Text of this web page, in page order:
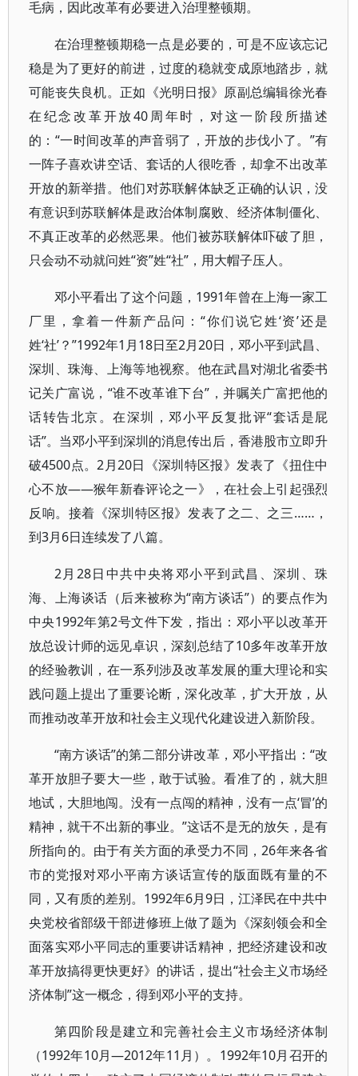
毛病，因此改革有必要进入治理整顿期。
在治理整顿期稳一点是必要的，可是不应该忘记
稳是为了更好的前进，过度的稳就变成原地踏步，就
可能丧失良机。正如《光明日报》原副总编辑徐光春
在纪念改革开放40周年时，对这一阶段所描述
的：“一时间改革的声音弱了，开放的步伐小了。”有
一阵子喜欢讲空话、套话的人很吃香，却拿不出改革
开放的新举措。他们对苏联解体缺乏正确的认识，没
有意识到苏联解体是政治体制腐败、经济体制僵化、
不真正改革的必然恶果。他们被苏联解体吓破了胆，
只会动不动就问姓“资”姓“社”，用大帽子压人。
邓小平看出了这个问题，1991年曾在上海一家工
厂里，拿着一件新产品问：“你们说它姓‘资’还是
姓‘社’？”1992年1月18日至2月20日，邓小平到武昌、
深圳、珠海、上海等地视察。他在武昌对湖北省委书
记关广富说，“谁不改革谁下台”，并嘱关广富把他的
话转告北京。在深圳，邓小平反复批评“套话是屁
话”。当邓小平到深圳的消息传出后，香港股市立即升
破4500点。2月20日《深圳特区报》发表了《扭住中
心不放——猴年新春评论之一》，在社会上引起强烈
反响。接着《深圳特区报》发表了之二、之三……，
到3月6日连续发了八篇。
2月28日中共中央将邓小平到武昌、深圳、珠
海、上海谈话（后来被称为“南方谈话”）的要点作为
中央1992年第2号文件下发，指出：邓小平以改革开
放总设计师的远见卓识，深刻总结了10多年改革开放
的经验教训，在一系列涉及改革发展的重大理论和实
践问题上提出了重要论断，深化改革，扩大开放，从
而推动改革开放和社会主义现代化建设进入新阶段。
“南方谈话”的第二部分讲改革，邓小平指出：“改
革开放胆子要大一些，敢于试验。看准了的，就大胆
地试，大胆地闯。没有一点闯的精神，没有一点‘冒’的
精神，就干不出新的事业。”这话不是无的放矢，是有
所指向的。由于有关方面的承受力不同，26年来各省
市的党报对邓小平南方谈话宣传的版面既有量的不
同，又有质的差别。1992年6月9日，江泽民在中共中
央党校省部级干部进修班上做了题为《深刻领会和全
面落实邓小平同志的重要讲话精神，把经济建设和改
革开放搞得更快更好》的讲话，提出“社会主义市场经
济体制”这一概念，得到邓小平的支持。
第四阶段是建立和完善社会主义市场经济体制
（1992年10月—2012年11月）。1992年10月召开的